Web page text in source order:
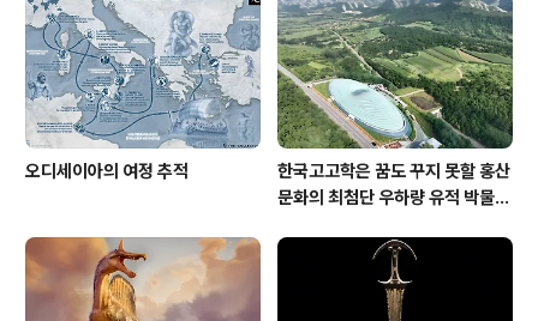
오디세이아의 여정 추적
한국고고학은 꿈도 꾸지 못할 홍산
문화의 최첨단 우하량 유적 박물관